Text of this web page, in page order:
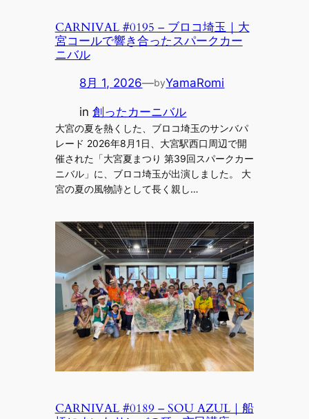
CARNIVAL #0195 – ブロコ埼玉｜大
宮コールで響き合ったスパークカー
ニバル
8月 1, 2026—byYamaRomi
in創ったカーニバル
大宮の夏を熱くした、ブロコ埼玉のサンバパ
レード 2026年8月1日、大宮駅西口周辺で開
催された「大宮夏まつり 第39回スパークカー
ニバル」に、ブロコ埼玉が出演しました。 大
宮の夏の風物詩として長く親し…
CARNIVAL #0189 – SOU AZUL｜船